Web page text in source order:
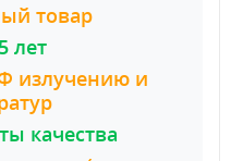
товар
лет
излучению и
качества